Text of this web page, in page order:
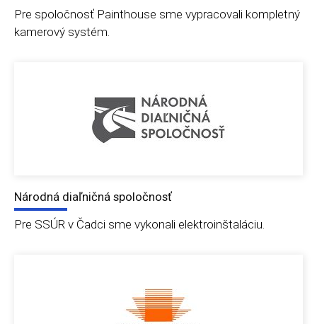
Pre spoločnosť Painthouse sme vypracovali kompletný
kamerový systém.
Národná diaľničná spoločnosť
Pre SSÚR v Čadci sme vykonali elektroinštaláciu.